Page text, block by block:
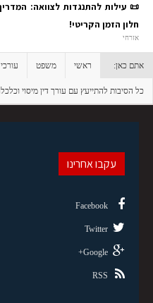
📜 עילות להתנגדות לצוואה:
חלון הזמן הקריטי!
אזרחי
אתם כאן: ראשי משפט
כל הסיבות להתייעץ עם עורך דין מיסוי
עקבו אחרינו
Facebook
Twitter
Google+
RSS